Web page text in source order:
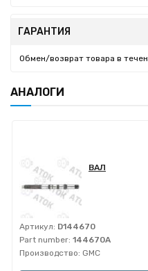
ГАРАНТИЯ
Обмен/возврат товара в
АНАЛОГИ
ВАЛ
Артикул: D144670
Part number: 144670A
Производство: GMC